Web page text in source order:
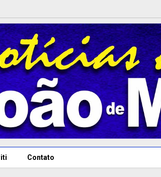
Contato